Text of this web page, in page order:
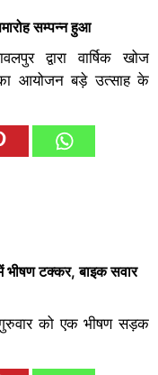
सम्पन्न हुआ
द्वारा वार्षिक खोज
का आयोजन बड़े उत्साह के
भीषण टक्कर, बाइक सवार
को एक भीषण सड़क